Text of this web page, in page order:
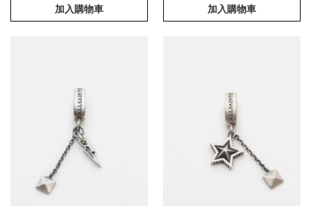
加入購物車 加入購物車